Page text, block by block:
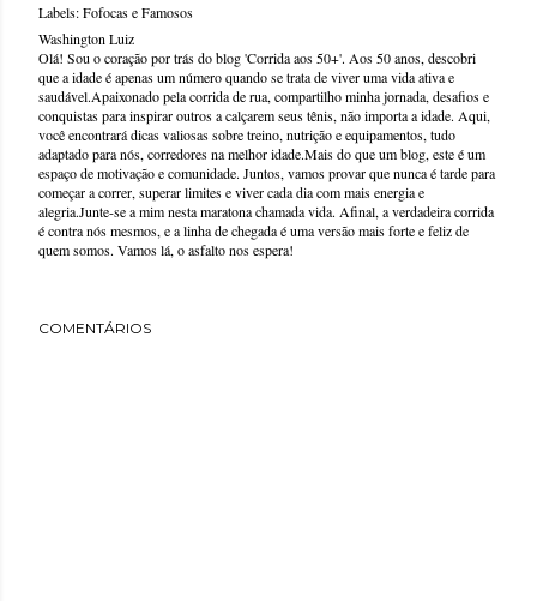
Labels:Fofocas e Famosos
Washington Luiz
Olá! Sou o coração por trás do blog 'Corrida aos 50+'. Aos 50 anos, descobri
que a idade é apenas um número quando se trata de viver uma vida ativa e
saudável.Apaixonado pela corrida de rua, compartilho minha jornada, desafios e
conquistas para inspirar outros a calçarem seus tênis, não importa a idade. Aqui,
você encontrará dicas valiosas sobre treino, nutrição e equipamentos, tudo
adaptado para nós, corredores na melhor idade.Mais do que um blog, este é um
espaço de motivação e comunidade. Juntos, vamos provar que nunca é tarde para
começar a correr, superar limites e viver cada dia com mais energia e
alegria.Junte-se a mim nesta maratona chamada vida. Afinal, a verdadeira corrida
é contra nós mesmos, e a linha de chegada é uma versão mais forte e feliz de
quem somos. Vamos lá, o asfalto nos espera!
COMENTÁRIOS